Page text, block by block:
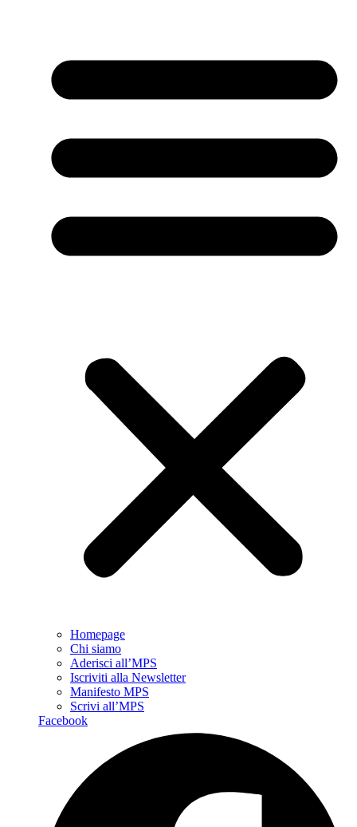
Homepage
Chi siamo
Aderisci all’MPS
Iscriviti alla Newsletter
Manifesto MPS
Scrivi all’MPS
Facebook